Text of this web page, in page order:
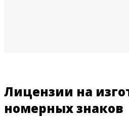
Лицензии на
номерных знаков